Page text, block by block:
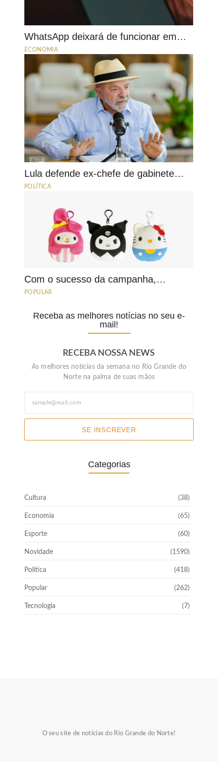
WhatsApp deixará de funcionar em…
ECONOMIA
Lula defende ex-chefe de gabinete…
POLÍTICA
Com o sucesso da campanha,…
POPULAR
Receba as melhores notícias no seu e-
mail!
RECEBA NOSSA NEWS
As melhores noticias da semana no Rio Grande do
Norte na palma de suas mãos
SE INSCREVER
Categorias
Cultura (38)
Economia (65)
Esporte (60)
Novidade (1590)
Política (418)
Popular (262)
Tecnologia (7)
O seu site de notícias do Rio Grande do Norte!